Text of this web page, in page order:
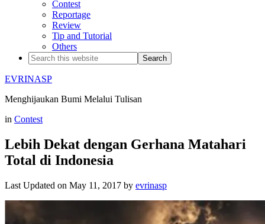
Contest
Reportage
Review
Tip and Tutorial
Others
EVRINASP
Menghijaukan Bumi Melalui Tulisan
in Contest
Lebih Dekat dengan Gerhana Matahari
Total di Indonesia
Last Updated on May 11, 2017 by evrinasp